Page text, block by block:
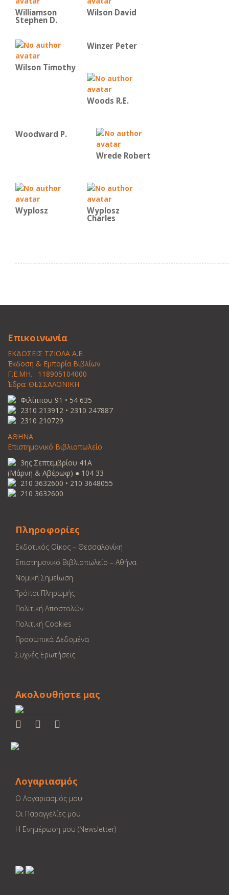
Williamson
Stephen D.
Wilson David
Wilson Timothy
Winzer Peter
Woods R.E.
Woodward P.
Wrede Robert
Wyplosz Wyplosz
Charles
Επικοινωνία
ΕΚΔΟΣΕΙΣ ΤΖΙΟΛΑ Α.Ε.
Έκδοση & Εμπορία Βιβλίων
Γ.Ε.ΜΗ. : 118905104000
Έδρα: ΘΕΣΣΑΛΟΝΙΚΗ
Φιλίππου 91 • 54 635
2310 213912 • 2310 247887
2310 210729
ΑΘΗΝΑ
Επιστημονικό Βιβλιοπωλείο
3ης Σεπτεμβρίου 41Α
(Μάρνη & Αβέρωφ) ● 104 33
210 3632600 • 210 3648055
210 3632600
Πληροφορίες
Εκδοτικός Οίκος – Θεσσαλονίκη
Επιστημονικό Βιβλιοπωλείο – Αθήνα
Νομική Σημείωση
Τρόποι Πληρωμής
Πολιτική Αποστολών
Πολιτική Cookies
Προσωπικά Δεδομένα
Συχνές Ερωτήσεις
Ακολουθήστε μας
Λογαριασμός
Ο Λογαριασμός μου
Οι Παραγγελίες μου
Η Ενημέρωση μου (Newsletter)